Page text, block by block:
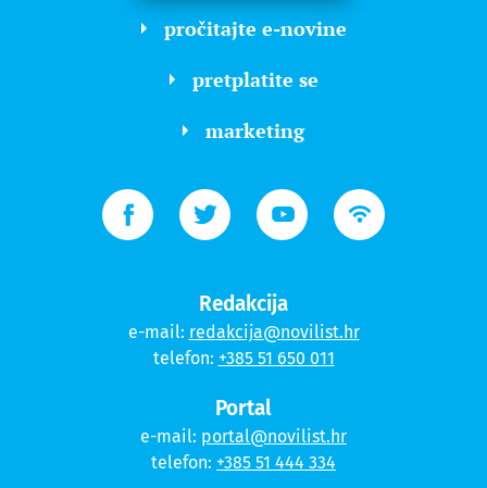
pročitajte e-novine
pretplatite se
marketing
Redakcija
e-mail: redakcija@novilist.hr
telefon: +385 51 650 011
Portal
e-mail: portal@novilist.hr
telefon: +385 51 444 334